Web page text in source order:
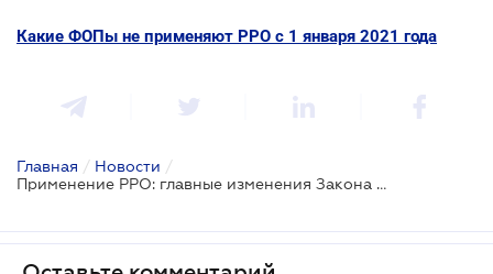
Какие ФОПы не применяют РРО с 1 января 2021 года
Главная / Новости /
Применение РРО: главные изменения Закона № 1017-ІХ